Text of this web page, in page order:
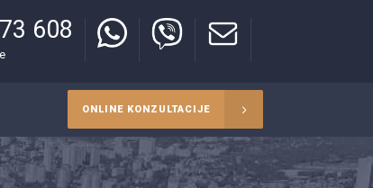
608
ONLINE KONZULTACIJE